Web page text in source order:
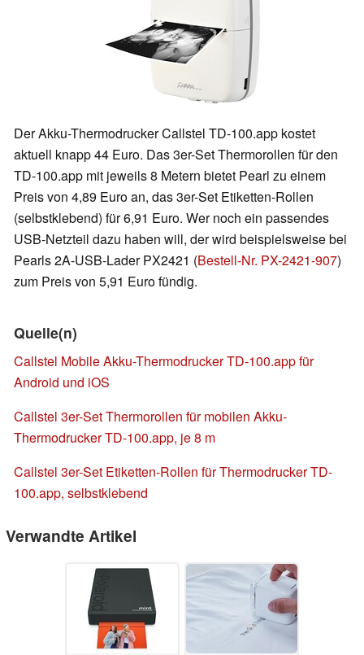
Der Akku-Thermodrucker Callstel TD-100.app kostet
aktuell knapp 44 Euro. Das 3er-Set Thermorollen für den
TD-100.app mit jeweils 8 Metern bietet Pearl zu einem
Preis von 4,89 Euro an, das 3er-Set Etiketten-Rollen
(selbstklebend) für 6,91 Euro. Wer noch ein passendes
USB-Netzteil dazu haben will, der wird beispielsweise bei
Pearls 2A-USB-Lader PX2421 (Bestell-Nr. PX-2421-907)
zum Preis von 5,91 Euro fündig.
Quelle(n)
Callstel Mobile Akku-Thermodrucker TD-100.app für
Android und iOS
Callstel 3er-Set Thermorollen für mobilen Akku-
Thermodrucker TD-100.app, je 8 m
Callstel 3er-Set Etiketten-Rollen für Thermodrucker TD-
100.app, selbstklebend
Verwandte Artikel